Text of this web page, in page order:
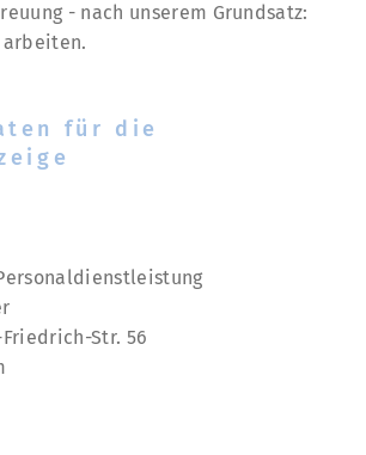
- nach unserem Grundsatz:
arbeiten.
für die
Str. 56